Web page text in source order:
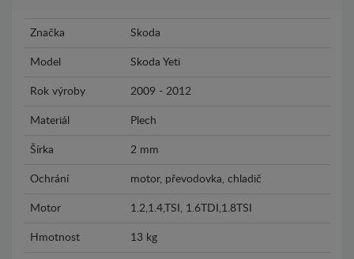
Značka Skoda
Model Skoda Yeti
Rok výroby 2009 - 2012
Materiál Plech
Šírka 2 mm
Ochrání motor, převodovka, chladič
Motor 1.2,1.4,TSI, 1.6TDI,1.8TSI
Hmotnost 13 kg